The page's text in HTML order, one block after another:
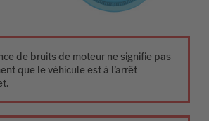
de bruits de moteur ne signifie pas
que le véhicule est à l’arrêt